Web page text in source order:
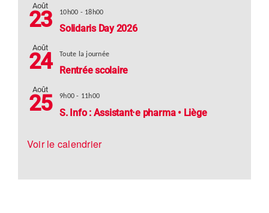
Août
23 10h00 - 18h00
Solidaris Day 2026
Août
24 Toute la journée
Rentrée scolaire
Août
25 9h00 - 11h00
S. Info : Assistant·e pharma • Liège
Voir le calendrier